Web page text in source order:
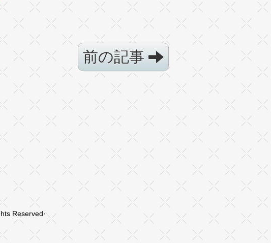
前の記事
Reserved·